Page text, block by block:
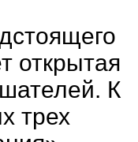
открытая
К
трех